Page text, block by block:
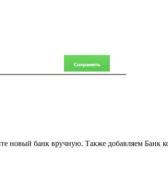
новый банк вручную. Также добавляем Банк